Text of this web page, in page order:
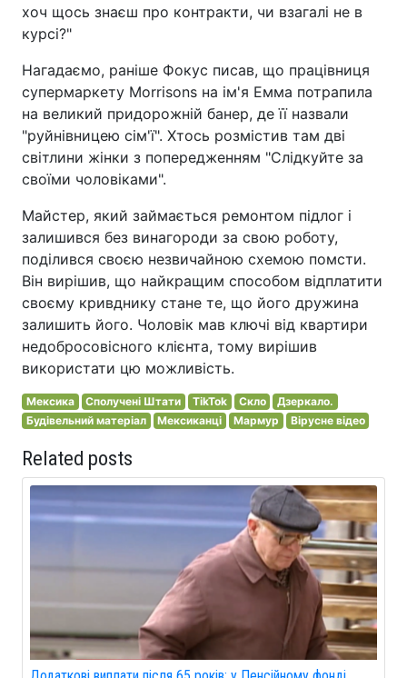
хоч щось знаєш про контракти, чи взагалі не в
курсі?"
Нагадаємо, раніше Фокус писав, що працівниця
супермаркету Morrisons на ім'я Емма потрапила
на великий придорожній банер, де її назвали
"руйнівницею сім'ї". Хтось розмістив там дві
світлини жінки з попередженням "Слідкуйте за
своїми чоловіками".
Майстер, який займається ремонтом підлог і
залишився без винагороди за свою роботу,
поділився своєю незвичайною схемою помсти.
Він вирішив, що найкращим способом відплатити
своєму кривднику стане те, що його дружина
залишить його. Чоловік мав ключі від квартири
недобросовісного клієнта, тому вирішив
використати цю можливість.
Мексика Сполучені Штати TikTok Скло
Дзеркало.
Будівельний матеріал
Мексиканці Мармур Вірусне відео
Related posts